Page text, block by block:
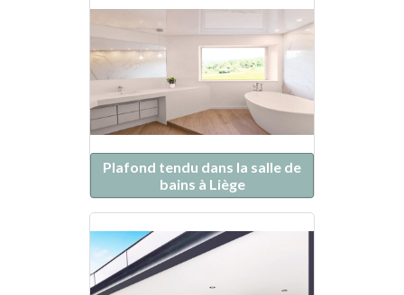
Plafond tendu dans la salle de
bains à Liège